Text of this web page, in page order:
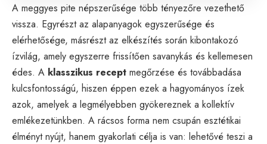
A meggyes pite népszerűsége több tényezőre vezethető
vissza. Egyrészt az alapanyagok egyszerűsége és
elérhetősége, másrészt az elkészítés során kibontakozó
ízvilág, amely egyszerre frissítően savanykás és kellemesen
édes. A klasszikus recept megőrzése és továbbadása
kulcsfontosságú, hiszen éppen ezek a hagyományos ízek
azok, amelyek a legmélyebben gyökereznek a kollektív
emlékezetünkben. A rácsos forma nem csupán esztétikai
élményt nyújt, hanem gyakorlati célja is van: lehetővé teszi a